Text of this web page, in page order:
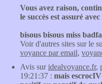
Vous avez raison,
le succès est assuré
bisous bisous miss
Voir d'autres sites sur le
voyance par email,
Avis suridealvoyance.fr,
19:21:37 : mais